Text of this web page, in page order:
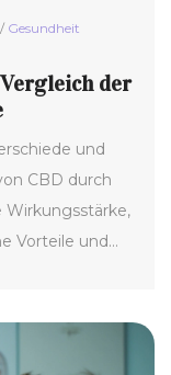
Gesundheit
Vergleich der
und
CBD durch
Wirkungsstärke,
Vorteile und